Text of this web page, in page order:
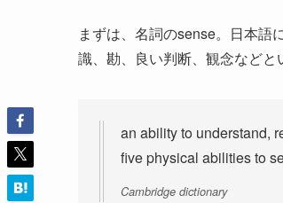
まずは、名詞のsense。日本語
識、勘、良い判断、観念などと
an ability to understand,
five physical abilities to
Cambridge dictionary